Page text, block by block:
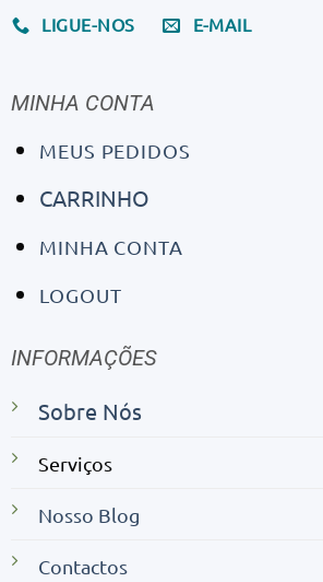
LIGUE-NOS E-MAIL
MINHA CONTA
MEUS PEDIDOS
CARRINHO
MINHA CONTA
LOGOUT
INFORMAÇÕES
Sobre Nós
Serviços
Nosso Blog
Contactos